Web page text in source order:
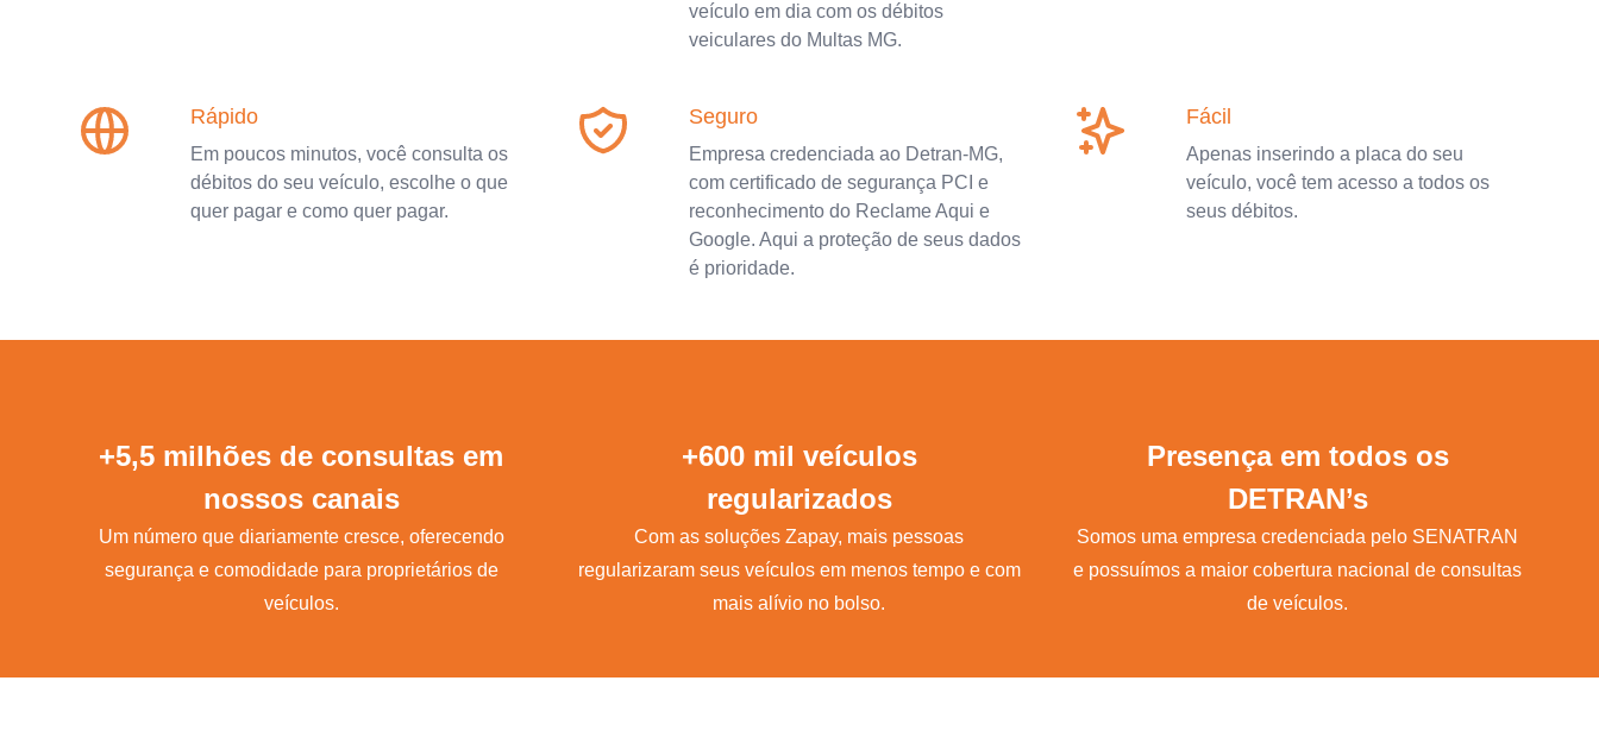
veículo em dia com os débitos
veiculares do Multas MG.
Rápido
Em poucos minutos, você consulta os
débitos do seu veículo, escolhe o que
quer pagar e como quer pagar.
Seguro
Empresa credenciada ao Detran-MG,
com certificado de segurança PCI e
reconhecimento do Reclame Aqui e
Google. Aqui a proteção de seus dados
é prioridade.
Fácil
Apenas inserindo a placa do seu
veículo, você tem acesso a todos os
seus débitos.
+5,5 milhões de consultas em
nossos canais
Um número que diariamente cresce, oferecendo
segurança e comodidade para proprietários de
veículos.
+600 mil veículos
regularizados
Com as soluções Zapay, mais pessoas
regularizaram seus veículos em menos tempo e com
mais alívio no bolso.
Presença em todos os
DETRAN’s
Somos uma empresa credenciada pelo SENATRAN
e possuímos a maior cobertura nacional de consultas
de veículos.